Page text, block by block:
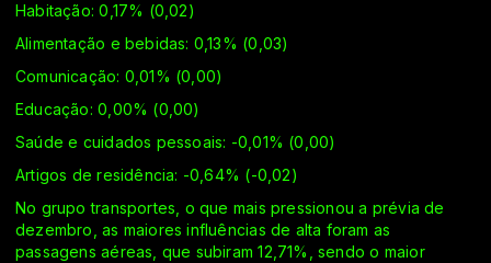
Habitação: 0,17% (0,02)
Alimentação e bebidas: 0,13% (0,03)
Comunicação: 0,01% (0,00)
Educação: 0,00% (0,00)
Saúde e cuidados pessoais: -0,01% (0,00)
Artigos de residência: -0,64% (-0,02)
No grupo transportes, o que mais pressionou a prévia de
dezembro, as maiores influências de alta foram as
passagens aéreas, que subiram 12,71%, sendo o maior